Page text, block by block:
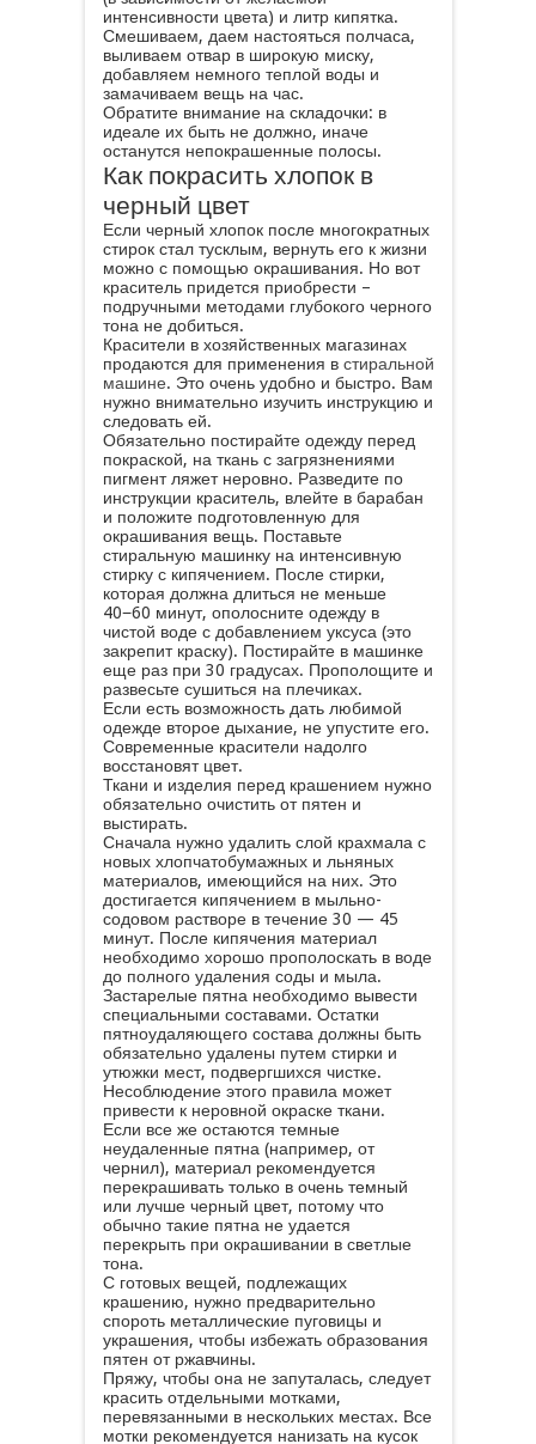
интенсивности цвета) и литр кипятка.
Смешиваем, даем настояться полчаса,
выливаем отвар в широкую миску,
добавляем немного теплой воды и
замачиваем вещь на час.
Обратите внимание на складочки: в
идеале их быть не должно, иначе
останутся непокрашенные полосы.
Как покрасить хлопок в
черный цвет
Если черный хлопок после многократных
стирок стал тусклым, вернуть его к жизни
можно с помощью окрашивания. Но вот
краситель придется приобрести –
подручными методами глубокого черного
тона не добиться.
Красители в хозяйственных магазинах
продаются для применения в стиральной
машине. Это очень удобно и быстро. Вам
нужно внимательно изучить инструкцию и
следовать ей.
Обязательно постирайте одежду перед
покраской, на ткань с загрязнениями
пигмент ляжет неровно. Разведите по
инструкции краситель, влейте в барабан
и положите подготовленную для
окрашивания вещь. Поставьте
стиральную машинку на интенсивную
стирку с кипячением. После стирки,
которая должна длиться не меньше
40−60 минут, ополосните одежду в
чистой воде с добавлением уксуса (это
закрепит краску). Постирайте в машинке
еще раз при 30 градусах. Прополощите и
развесьте сушиться на плечиках.
Если есть возможность дать любимой
одежде второе дыхание, не упустите его.
Современные красители надолго
восстановят цвет.
Ткани и изделия перед крашением нужно
обязательно очистить от пятен и
выстирать.
Сначала нужно удалить слой крахмала с
новых хлопчатобумажных и льняных
материалов, имеющийся на них. Это
достигается кипячением в мыльно-
содовом растворе в течение 30 — 45
минут. После кипячения материал
необходимо хорошо прополоскать в воде
до полного удаления соды и мыла.
Застарелые пятна необходимо вывести
специальными составами. Остатки
пятноудаляющего состава должны быть
обязательно удалены путем стирки и
утюжки мест, подвергшихся чистке.
Несоблюдение этого правила может
привести к неровной окраске ткани.
Если все же остаются темные
неудаленные пятна (например, от
чернил), материал рекомендуется
перекрашивать только в очень темный
или лучше черный цвет, потому что
обычно такие пятна не удается
перекрыть при окрашивании в светлые
тона.
С готовых вещей, подлежащих
крашению, нужно предварительно
спороть металлические пуговицы и
украшения, чтобы избежать образования
пятен от ржавчины.
Пряжу, чтобы она не запуталась, следует
красить отдельными мотками,
перевязанными в нескольких местах. Все
мотки рекомендуется нанизать на кусок